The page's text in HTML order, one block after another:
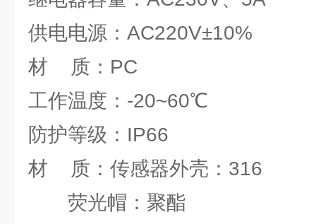
供电电源：AC220V±10%
材 质：PC
工作温度：-20~60℃
防护等级：IP66
材 质：传感器外壳：316
荧光帽：聚酯